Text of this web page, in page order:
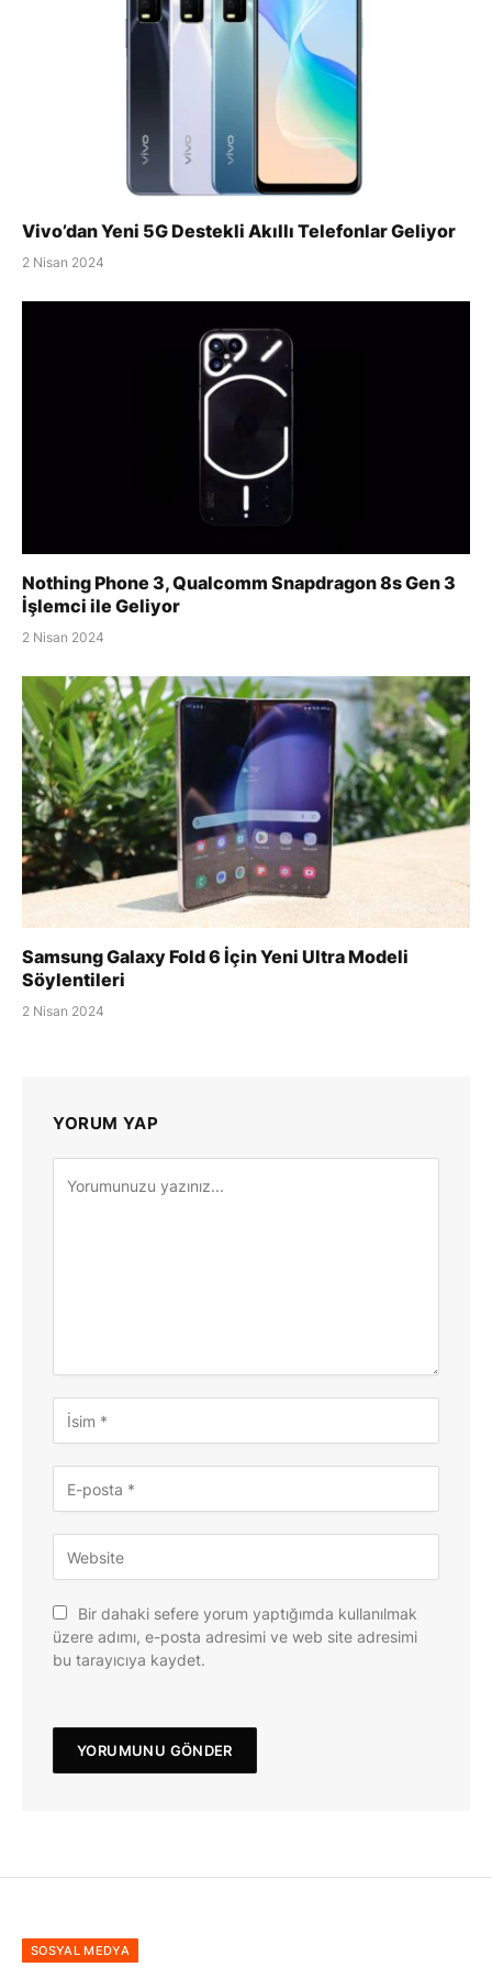
Vivo’dan Yeni 5G Destekli Akıllı Telefonlar Geliyor
2 Nisan 2024
Nothing Phone 3, Qualcomm Snapdragon 8s Gen 3
İşlemci ile Geliyor
2 Nisan 2024
Samsung Galaxy Fold 6 İçin Yeni Ultra Modeli
Söylentileri
2 Nisan 2024
YORUM YAP
Bir dahaki sefere yorum yaptığımda kullanılmak
üzere adımı, e-posta adresimi ve web site adresimi
bu tarayıcıya kaydet.
SOSYAL MEDYA